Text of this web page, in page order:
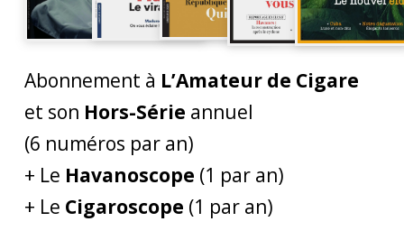
Abonnement à L’Amateur de Cigare
et son Hors-Série annuel
(6 numéros par an)
+ Le Havanoscope (1 par an)
+ Le Cigaroscope (1 par an)